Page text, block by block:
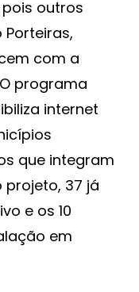
outros
com a
programa
internet
que integram
37 já
e os 10
em